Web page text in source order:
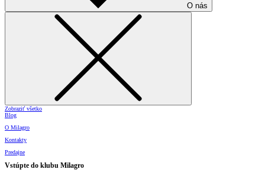
O nás
Zobraziť všetko
Blog
O Milagro
Kontakty
Predajne
Vstúpte do klubu Milagro